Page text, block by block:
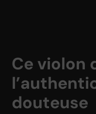
Ce violon
douteuse